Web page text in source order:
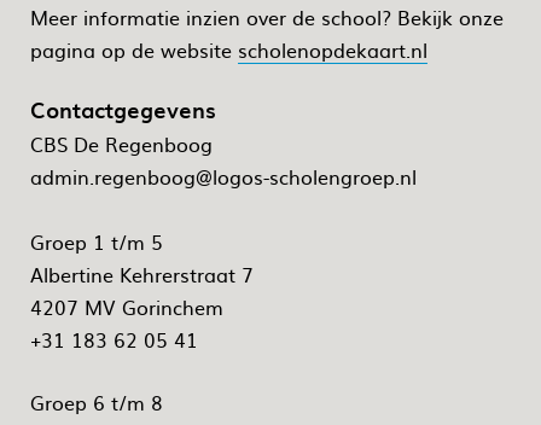
Meer informatie inzien over de school? Bekijk onze
pagina op de website scholenopdekaart.nl
Contactgegevens
CBS De Regenboog
admin.regenboog@logos-scholengroep.nl
Groep 1 t/m 5
Albertine Kehrerstraat 7
4207 MV Gorinchem
+31 183 62 05 41
Groep 6 t/m 8